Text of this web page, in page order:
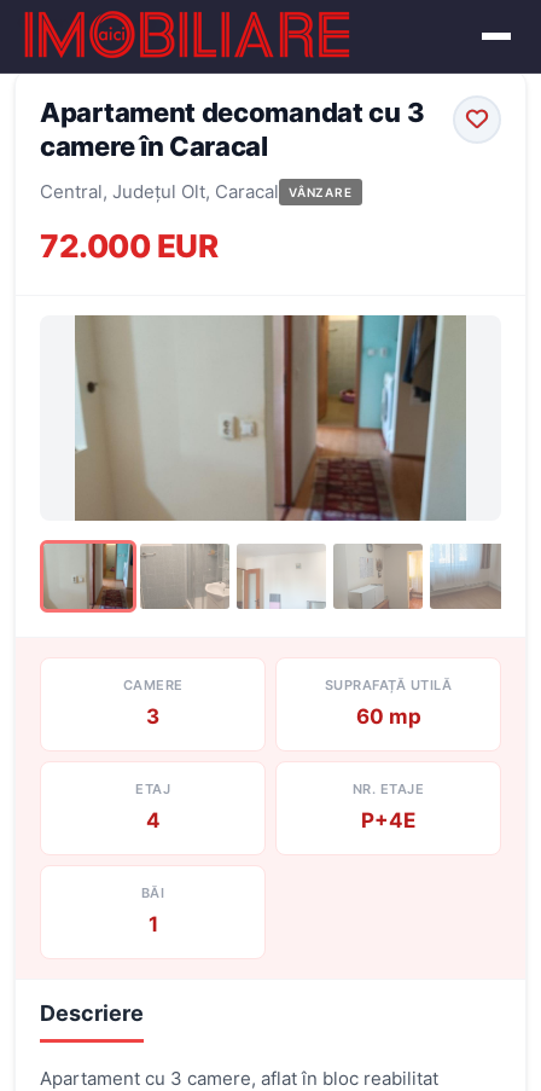
← Înapoi la oferte
Apartament decomandat cu 3
camere în Caracal
Central, Județul Olt, Caracal VÂNZARE
72.000 EUR
CAMERE
3
SUPRAFAȚĂ UTILĂ
60 mp
ETAJ
4
NR. ETAJE
P+4E
BĂI
1
Descriere
Apartament cu 3 camere, aflat în bloc reabilitat